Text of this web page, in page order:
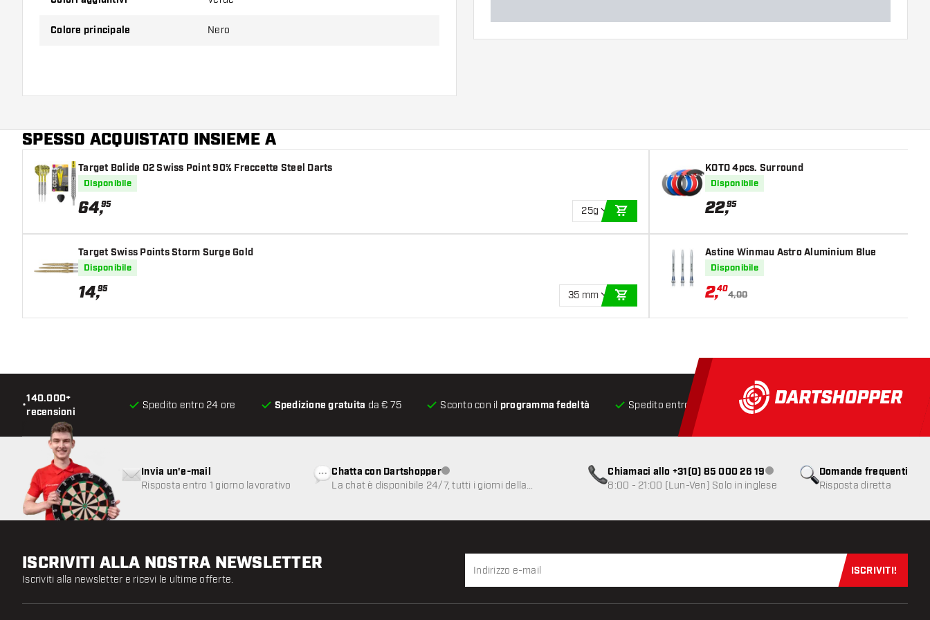
Colore principale Nero
SPESSO ACQUISTATO INSIEME A
Target Bolide 02 Swiss Point 90% Freccette Steel Darts
Disponibile
64,95
25g
AGGIUNGI AL CARRELLO
Target Swiss Points Storm Surge Gold
Disponibile
14,95
35 mm
AGGIUNGI AL CARRELLO
KOTO 4pcs. Surround
Disponibile
22,95
Astine Winmau Astro Aluminium Blue
Disponibile
2,40
4,00
•
140.000+
recensioni
Spedito entro 24 ore Spedizione gratuita da € 75 Sconto con il programma fedeltà Spedito entro 24 ore Spedizione gratuitada € 75
Domande frequenti
Risposta diretta
Invia un'e-mail
Risposta entro 1 giorno lavorativo
Chatta con DartshopperServizio clienti non disponibile
La chat è disponibile 24/7, tutti i giorni della
Chiamaci allo +31(0) 85 000 26 19Servizio clienti non disponibile
8:00 - 21:00 (Lun-Ven) Solo in inglese
ISCRIVITI ALLA NOSTRA NEWSLETTER
Iscriviti alla newsletter e ricevi le ultime offerte.
Iscriviti
ISCRIVITI!